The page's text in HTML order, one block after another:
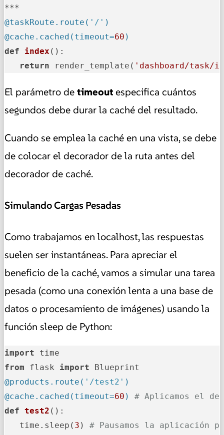
@taskRoute.route( '/' )
@cache.cached( timeout=60 )
def
index ():
return render_template( 'dashboard/task/
El parámetro detimeoutespecifica cuántos
segundos debe durar la caché del resultado.
Cuando se emplea la caché en una vista, se debe
de colocar el decorador de la ruta antes del
decorador de caché.
Simulando Cargas Pesadas
Como trabajamos en localhost, las respuestas
suelen ser instantáneas. Para apreciar el
beneficio de la caché, vamos a simular una tarea
pesada (como una conexión lenta a una base de
datos o procesamiento de imágenes) usando la
función sleep de Python:
import
from flask import
@products.route( '/test2' )
@cache.cached( timeout=60 ) # Aplicamos el
def test2 ():
   time.sleep(
3 ) # Pausamos la aplicación